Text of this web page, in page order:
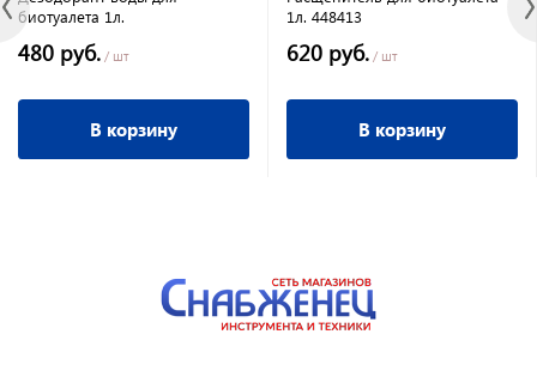
биотуалета 1л.
480 руб. / шт
В корзину
1л. 448413
620 руб. / шт
В корзину